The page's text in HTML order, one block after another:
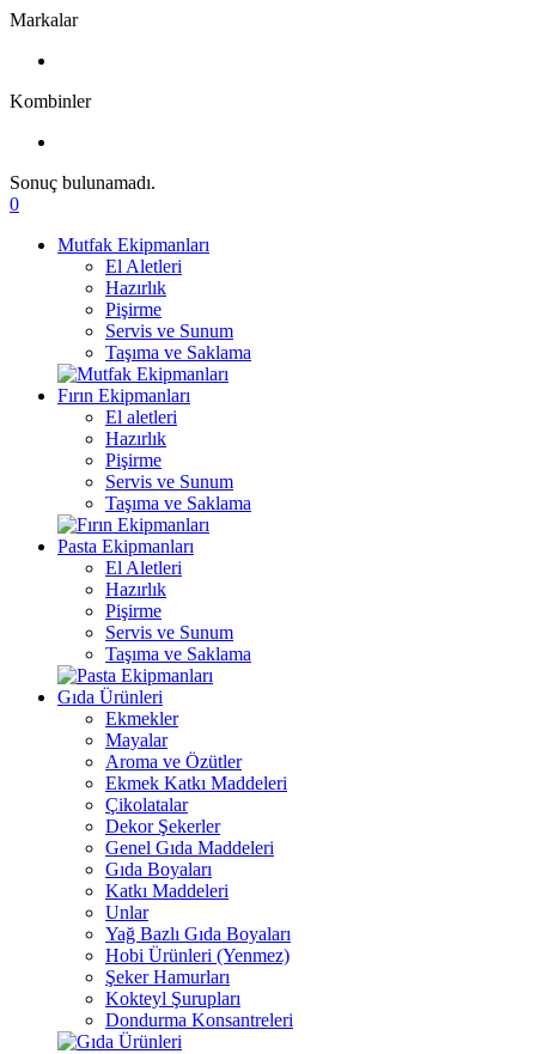
Markalar
Kombinler
Sonuç bulunamadı.
0
Mutfak Ekipmanları
El Aletleri
Hazırlık
Pişirme
Servis ve Sunum
Taşıma ve Saklama
Fırın Ekipmanları
El aletleri
Hazırlık
Pişirme
Servis ve Sunum
Taşıma ve Saklama
Pasta Ekipmanları
El Aletleri
Hazırlık
Pişirme
Servis ve Sunum
Taşıma ve Saklama
Gıda Ürünleri
Ekmekler
Mayalar
Aroma ve Özütler
Ekmek Katkı Maddeleri
Çikolatalar
Dekor Şekerler
Genel Gıda Maddeleri
Gıda Boyaları
Katkı Maddeleri
Unlar
Yağ Bazlı Gıda Boyaları
Hobi Ürünleri (Yenmez)
Şeker Hamurları
Kokteyl Şurupları
Dondurma Konsantreleri